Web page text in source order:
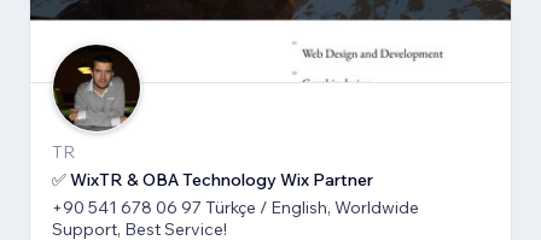
TR
✅ WixTR & OBA Technology Wix Partner
+90 541 678 06 97 Türkçe / English, Worldwide
Support, Best Service!